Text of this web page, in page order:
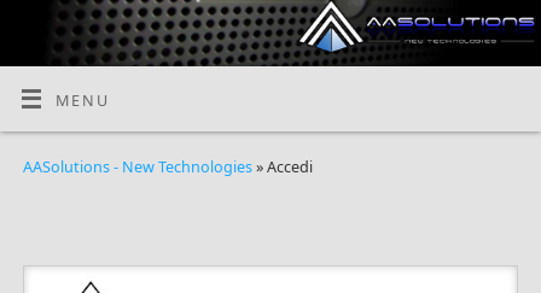
MENU
AASolutions - New Technologies» Accedi